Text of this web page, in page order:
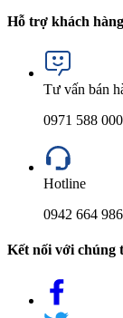
Hỗ trợ khách hàng
Tư vấn bán
0971 588 000
Hotline
0942 664 986
Kết nối với chúng